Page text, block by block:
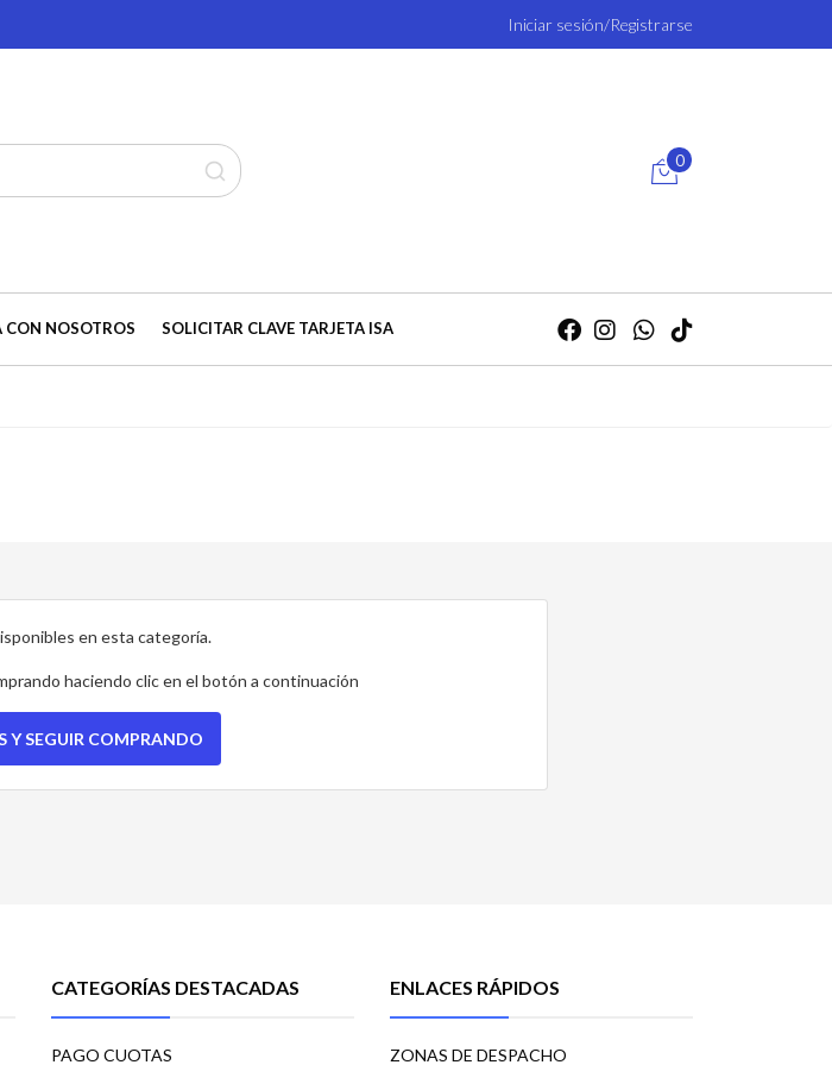
Iniciar sesión/Registrarse
0
CON NOSOTROS SOLICITAR CLAVE TARJETA ISA
en esta categoría.
haciendo clic en el botón a continuación
Y SEGUIR COMPRANDO
CATEGORÍAS DESTACADAS
PAGO CUOTAS
ENLACES RÁPIDOS
ZONAS DE DESPACHO